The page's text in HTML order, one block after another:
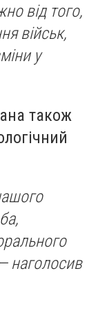
від того,
військ,
у
також
наголосив